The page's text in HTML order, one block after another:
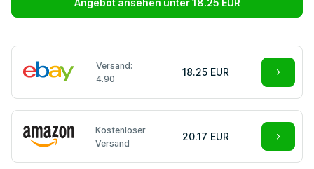
Angebot ansehen unter 18.25 EUR
Versand:
4.90
18.25 EUR
Kostenloser
Versand
20.17 EUR